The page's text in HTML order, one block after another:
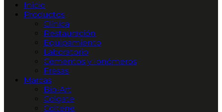
Inicio
Productos
Clínica
Restauración
Equipamiento
Laboratorio
Cementos y Ionómeros
Fresas
Marcas
Bio-Art
Colgate
Coltene